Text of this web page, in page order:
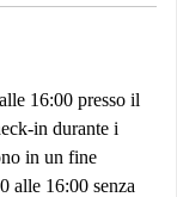
16:00 presso il
in durante i
in un fine
alle 16:00 senza